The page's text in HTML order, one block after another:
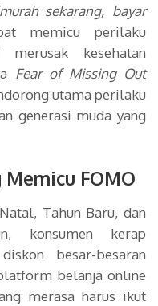
sekarang, bayar
memicu perilaku
kesehatan
Fear of Missing Out
utama perilaku
generasi muda yang
FOMO
Tahun Baru, dan
konsumen kerap
besar-besaran
belanja online
merasa harus ikut